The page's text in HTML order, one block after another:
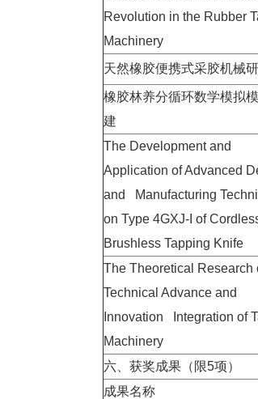
Revolution in the Rubber
Machinery
天然橡胶便携式采胶机械
橡胶林养分循环数学模拟
建
The Development and
Application of Advanced
and Manufacturing
on Type 4GXJ-I of
Brushless Tapping Knife
The Theoretical Research
Technical Advance and
Innovation Integration of
Machinery
六、获奖成果（限5项）
成果名称